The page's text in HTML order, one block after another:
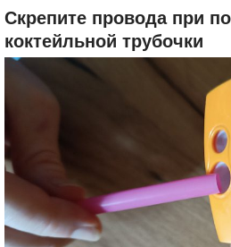
Скрепите провода при
коктейльной трубочки